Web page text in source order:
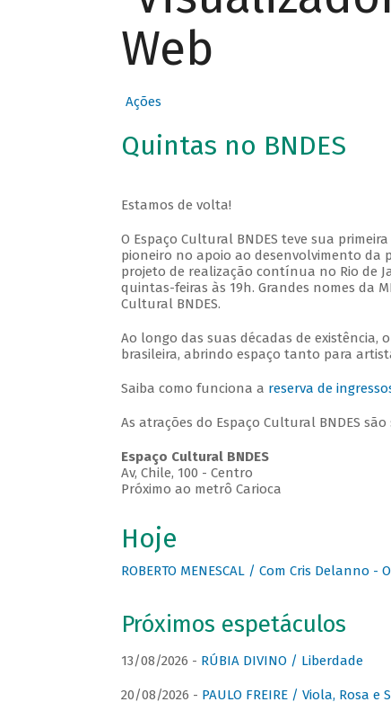
Web
Ações
Quintas no BNDES
Estamos de volta!
O Espaço Cultural BNDES teve sua
pioneiro no apoio ao desenvolvimento da
projeto de realização contínua no Rio de
quintas-feiras às 19h. Grandes nomes da
Cultural BNDES.
Ao longo das suas décadas de existência,
brasileira, abrindo espaço tanto para
Saiba como funciona a reserva de
As atrações do Espaço Cultural BNDES
Espaço Cultural BNDES
Av, Chile, 100 - Centro
Próximo ao metrô Carioca
Hoje
ROBERTO MENESCAL / Com Cris Delanno -
Próximos espetáculos
13/08/2026 - RÚBIA DIVINO / Liberdade
20/08/2026 - PAULO FREIRE / Viola, Rosa e